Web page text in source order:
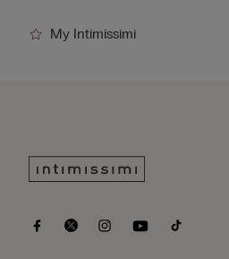
My Intimissimi